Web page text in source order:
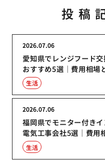
投稿
愛知県でレンジフード
おすすめ5選｜費用相場
2026.07.06
生活
福岡県でモニター付き
電気工事会社5選｜費用
2026.07.06
生活